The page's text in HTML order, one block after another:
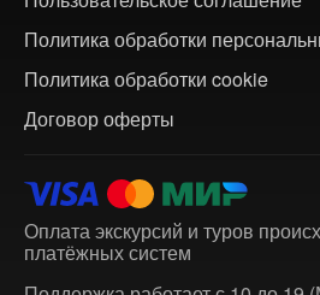
Политика обработки
Политика обработки cookie
Договор оферты
Оплата экскурсий и туров
платёжных систем